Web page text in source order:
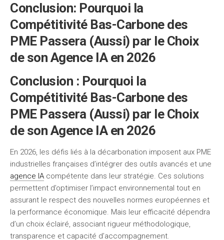
Conclusion: Pourquoi la
Compétitivité Bas-Carbone des
PME Passera (Aussi) par le Choix
de son Agence IA en 2026
Conclusion : Pourquoi la
Compétitivité Bas-Carbone des
PME Passera (Aussi) par le Choix
de son Agence IA en 2026
En 2026, les défis liés à la décarbonation imposent aux PME
industrielles françaises d’intégrer des outils avancés et une
agence IA compétente dans leur stratégie. Ces solutions
permettent d’optimiser l’impact environnemental tout en
assurant le respect des nouvelles normes européennes et
la performance économique. Mais leur efficacité dépendra
d’un choix éclairé, associant rigueur méthodologique,
transparence et capacité d’accompagnement.